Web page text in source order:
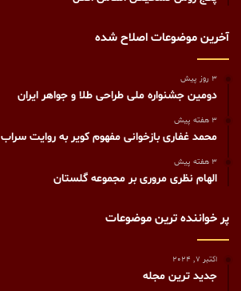
آخرین موضوعات اصلاح شده
3 روز پیش
دومین جشنواره ملی طراحی طلا و جواهر ایران
3 هفته پیش
محمد غفاری بازخوانی مفهوم کویر به روایت سراب
3 هفته پیش
الهام نظری مروری بر مجموعه گلستان
پر خواننده ترین موضوعات
اکتبر 7, 2024
جدید ترین مجله